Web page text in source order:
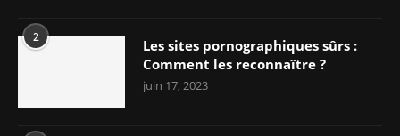
2
Les sites pornographiques sûrs :
Comment les reconnaître ?
juin 17, 2023